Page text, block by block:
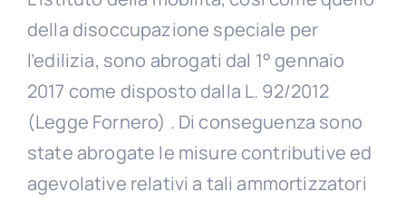
della disoccupazione speciale per
l’edilizia, sono abrogati dal 1° gennaio
2017 come disposto dalla L. 92/2012
(Legge Fornero) . Di conseguenza sono
state abrogate le misure contributive ed
agevolative relativi a tali ammortizzatori